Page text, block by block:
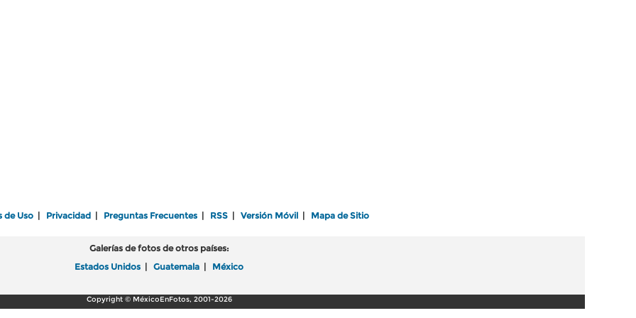
de Uso Privacidad Preguntas Frecuentes RSS Versión Móvil Mapa de Sitio
Galerías de fotos de otros países:
Estados Unidos
Guatemala México
Copyright © MéxicoEnFotos, 2001-2026